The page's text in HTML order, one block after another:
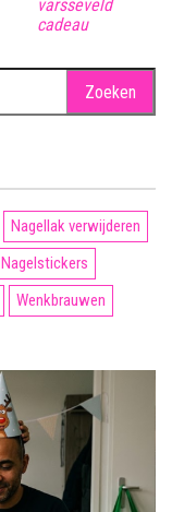
varsseveld
cadeau
Nagellak verwijderen
Nagelstickers
Wenkbrauwen